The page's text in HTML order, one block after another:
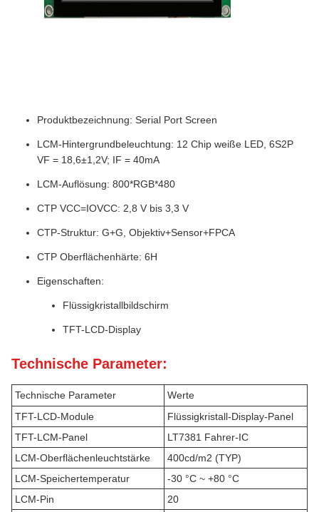
Produktbezeichnung: Serial Port Screen
LCM-Hintergrundbeleuchtung: 12 Chip weiße LED, 6S2P
VF = 18,6±1,2V; IF = 40mA
LCM-Auflösung: 800*RGB*480
CTP VCC=IOVCC: 2,8 V bis 3,3 V
CTP-Struktur: G+G, Objektiv+Sensor+FPCA
CTP Oberflächenhärte: 6H
Eigenschaften:
Flüssigkristallbildschirm
TFT-LCD-Display
Technische Parameter:
Technische Parameter
Werte
TFT-LCD-Module
Flüssigkristall-Display-Panel
TFT-LCM-Panel
LT7381 Fahrer-IC
LCM-Oberflächenleuchtstärke
400cd/m2 (TYP)
LCM-Speichertemperatur
-30 °C ~ +80 °C
LCM-Pin
20